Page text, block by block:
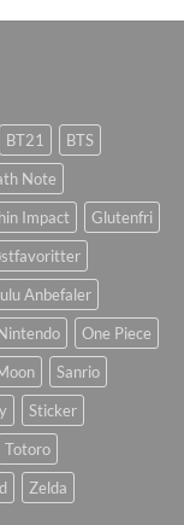
BT21
BTS
Note
Impact
Glutenfri
Anbefaler
One Piece
Sanrio
Sticker
Totoro
Zelda